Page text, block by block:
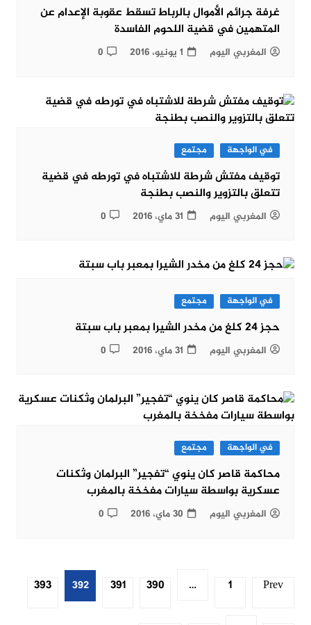
غرفة جرائم الأموال بالرباط تسقط عقوبة الإعدام عن
المتهمين في قضية اللحوم الفاسدة
المغربي اليوم 1 يونيو، 2016 0
في الواجهة مجتمع
توقيف مفتش شرطة للاشتباه في تورطه في قضية
تتعلق بالتزوير والنصب بطنجة
المغربي اليوم 31 ماي، 2016 0
في الواجهة مجتمع
حجز 24 كلغ من مخدر الشيرا بمعبر باب سبتة
المغربي اليوم 31 ماي، 2016 0
في الواجهة مجتمع
محاكمة قاصر كان ينوي “تفجير” البرلمان وثكنات
عسكرية بواسطة سيارات مفخخة بالمغرب
المغربي اليوم 30 ماي، 2016 0
pagination
Prev
1
…
390
391
392
393